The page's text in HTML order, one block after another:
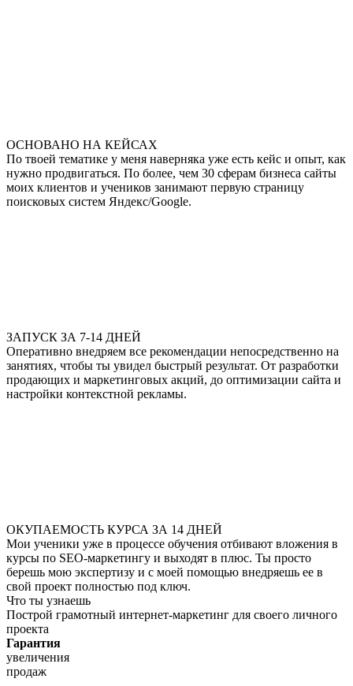
ОСНОВАНО НА КЕЙСАХ
По твоей тематике у меня наверняка уже есть кейс и опыт, как
нужно продвигаться. По более, чем 30 сферам бизнеса сайты
моих клиентов и учеников занимают первую страницу
поисковых систем Яндекс/Google.
ЗАПУСК ЗА 7-14 ДНЕЙ
Оперативно внедряем все рекомендации непосредственно на
занятиях, чтобы ты увидел быстрый результат. От разработки
продающих и маркетинговых акций, до оптимизации сайта и
настройки контекстной рекламы.
ОКУПАЕМОСТЬ КУРСА ЗА 14 ДНЕЙ
Мои ученики уже в процессе обучения отбивают вложения в
курсы по SEO-маркетингу и выходят в плюс. Ты просто
берешь мою экспертизу и с моей помощью внедряешь ее в
свой проект полностью под ключ.
Что ты узнаешь
Построй грамотный интернет-маркетинг для своего личного
проекта
Гарантия
увеличения
продаж